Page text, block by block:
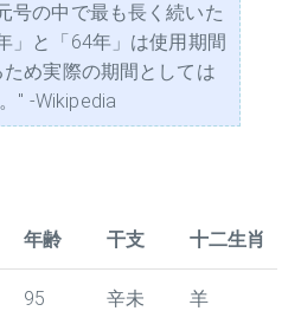
号の中で最も長く続いた
」と「64年」は使用期間
め実際の期間としては
" -Wikipedia
年齢 干支 十二生肖
95 辛未 羊